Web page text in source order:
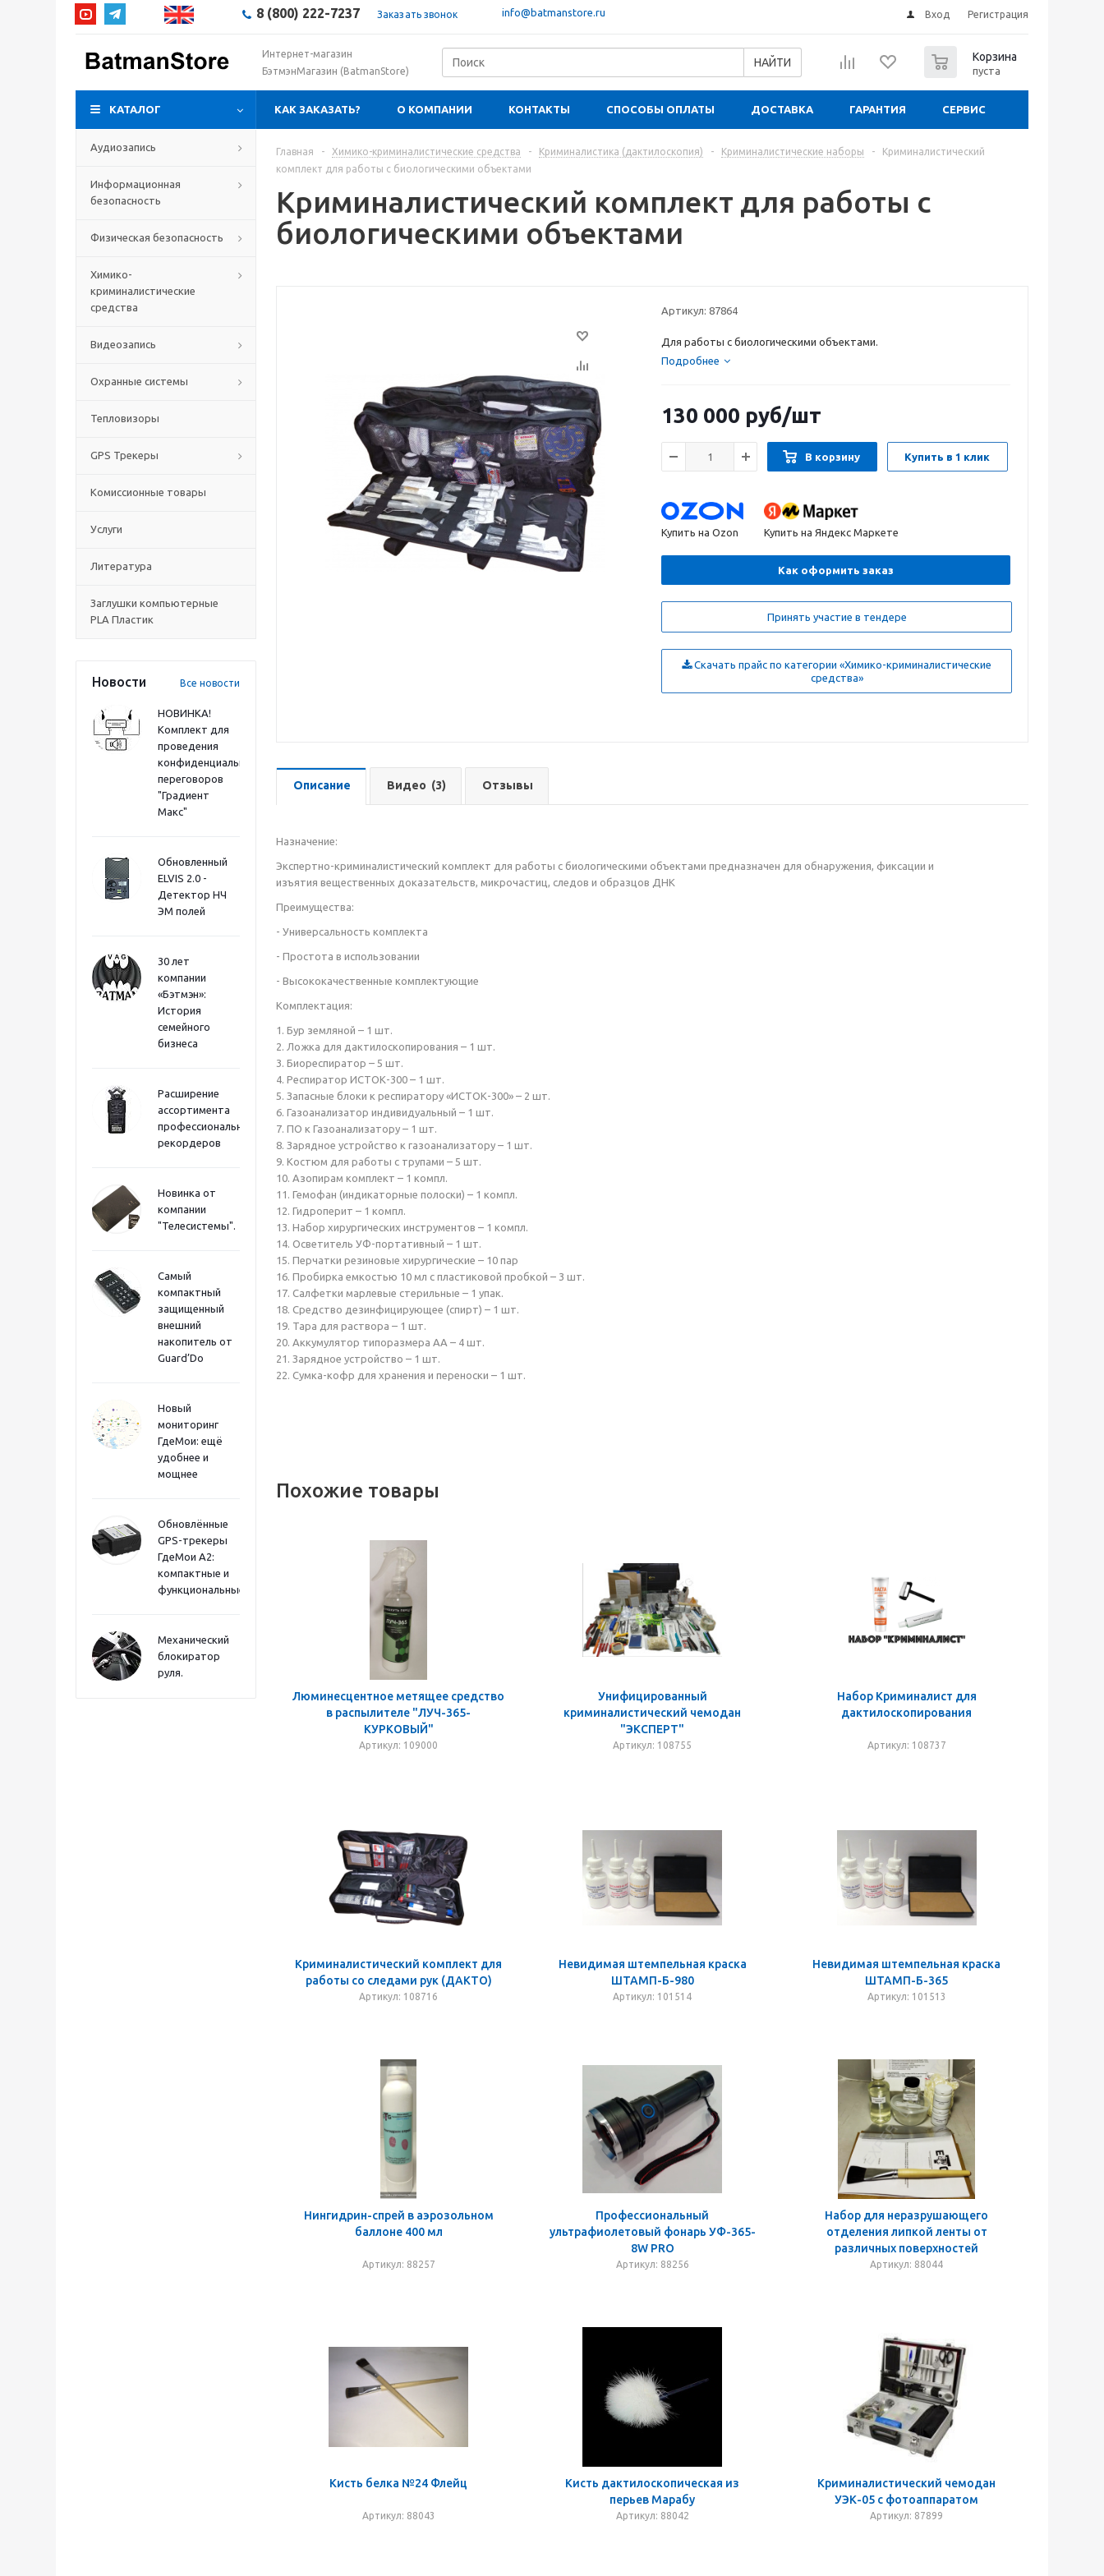
8 (800) 222-7237 Заказать звонок info@batmanstore.ru Вход Регистрация
Интернет-магазин
БэтмэнМагазин (BatmanStore)
НАЙТИ Корзина
пуста
КАТАЛОГ КАК ЗАКАЗАТЬ? О КОМПАНИИ КОНТАКТЫ СПОСОБЫ ОПЛАТЫ ДОСТАВКА ГАРАНТИЯ СЕРВИС
Аудиозапись
Информационная
безопасность
Физическая безопасность
Химико-
криминалистические
средства
Видеозапись
Охранные системы
Тепловизоры
GPS Трекеры
Комиссионные товары
Услуги
Литература
Заглушки компьютерные
PLA Пластик
Новости Все новости
НОВИНКА!
Комплект для
проведения
конфиденциальных
переговоров
"Градиент
Макс"
Обновленный
ELVIS 2.0 -
Детектор НЧ
ЭМ полей
30 лет
компании
«Бэтмэн»:
История
семейного
бизнеса
Расширение
ассортимента
профессиональных
рекордеров
Новинка от
компании
"Телесистемы".
Самый
компактный
защищенный
внешний
накопитель от
Guard’Do
Новый
мониторинг
ГдеМои: ещё
удобнее и
мощнее
Обновлённые
GPS-трекеры
ГдеМои А2:
компактные и
функциональные
Механический
блокиратор
руля.
Главная - Химико-криминалистические средства - Криминалистика (дактилоскопия) - Криминалистические наборы -
Криминалистический
комплект для работы с биологическими объектами
Криминалистический комплект для работы с
биологическими объектами
Артикул: 87864
Для работы с биологическими объектами.
Подробнее
130 000 руб/шт
В корзину Купить в 1 клик
Купить на Ozon Купить на Яндекс Маркете
Как оформить заказ
Принять участие в тендере
Скачать прайс по категории «Химико-криминалистические
средства»
Описание Видео (3) Отзывы
Назначение:
Экспертно-криминалистический комплект для работы с биологическими объектами предназначен для обнаружения, фиксации и
изъятия вещественных доказательств, микрочастиц, следов и образцов ДНК
Преимущества:
- Универсальность комплекта
- Простота в использовании
- Высококачественные комплектующие
Комплектация:
1. Бур земляной – 1 шт.
2. Ложка для дактилоскопирования – 1 шт.
3. Биореспиратор – 5 шт.
4. Респиратор ИСТОК-300 – 1 шт.
5. Запасные блоки к респиратору «ИСТОК-300» – 2 шт.
6. Газоанализатор индивидуальный – 1 шт.
7. ПО к Газоанализатору – 1 шт.
8. Зарядное устройство к газоанализатору – 1 шт.
9. Костюм для работы с трупами – 5 шт.
10. Азопирам комплект – 1 компл.
11. Гемофан (индикаторные полоски) – 1 компл.
12. Гидроперит – 1 компл.
13. Набор хирургических инструментов – 1 компл.
14. Осветитель УФ-портативный – 1 шт.
15. Перчатки резиновые хирургические – 10 пар
16. Пробирка емкостью 10 мл с пластиковой пробкой – 3 шт.
17. Салфетки марлевые стерильные – 1 упак.
18. Средство дезинфицирующее (спирт) – 1 шт.
19. Тара для раствора – 1 шт.
20. Аккумулятор типоразмера АА – 4 шт.
21. Зарядное устройство – 1 шт.
22. Сумка-кофр для хранения и переноски – 1 шт.
Похожие товары
Люминесцентное метящее средство
в распылителе "ЛУЧ-365-
КУРКОВЫЙ"
Артикул: 109000
Унифицированный
криминалистический чемодан
"ЭКСПЕРТ"
Артикул: 108755
Набор Криминалист для
дактилоскопирования
Артикул: 108737
Криминалистический комплект для
работы со следами рук (ДАКТО)
Артикул: 108716
Невидимая штемпельная краска
ШТАМП-Б-980
Артикул: 101514
Невидимая штемпельная краска
ШТАМП-Б-365
Артикул: 101513
Нингидрин-спрей в аэрозольном
баллоне 400 мл
Артикул: 88257
Профессиональный
ультрафиолетовый фонарь УФ-365-
8W PRO
Артикул: 88256
Набор для неразрушающего
отделения липкой ленты от
различных поверхностей
Артикул: 88044
Кисть белка №24 Флейц
Артикул: 88043
Кисть дактилоскопическая из
перьев Марабу
Артикул: 88042
Криминалистический чемодан
УЭК-05 с фотоаппаратом
Артикул: 87899